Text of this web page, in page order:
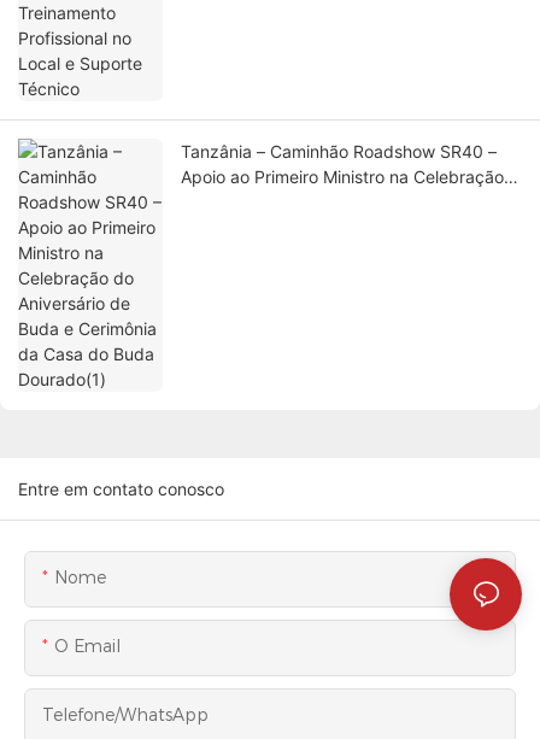
Tanzânia – Caminhão Roadshow SR40 –
Apoio ao Primeiro Ministro na Celebração
Entre em contato conosco
Nome
O Email
Telefone/WhatsApp